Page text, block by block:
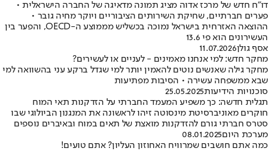
דו"ח חדש של מרכז אדוה מציג תמונה מדאיגה של החברה הישראלית •
פערים חברתיים, שחיקת השירותים הציבוריים ויוקר מחיה גובר •
ההוצאה האזרחית בישראל נמוכה בכשליש מממוצע ה-OECD, והפער בין
העשירונים הוא פי 13.6
אסף גולן11.07.2026
מחקר חדש: למי אנחנו מאמינים - לעניים או לעשירים?
מחקר גילה שאנשים נוטים להאמין יותר למי שגדל ברקע עני בהשוואה למי
שבא ממשפחה עשירה • הסיבות מפתיעות
סוכנויות הידיעות25.05.2025
תגלית חדשה: כך משפיע המעמד החברתי על הזדקנות תאי המוח
חוקרים מאוניברסיטת מינסוטה זיהו לראשונה את המנגנון הביולוגי שבו
סטרס חברתי גורם להזדקנות מואצת של תאים במוח ובאיברים נוספים
מערכת היום08.01.2025
כמה אתם חושבים שמרוויח האחוזון העליון? אתם טועים!